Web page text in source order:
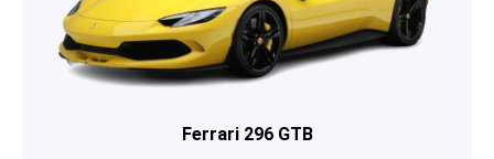
Ferrari 296 GTB